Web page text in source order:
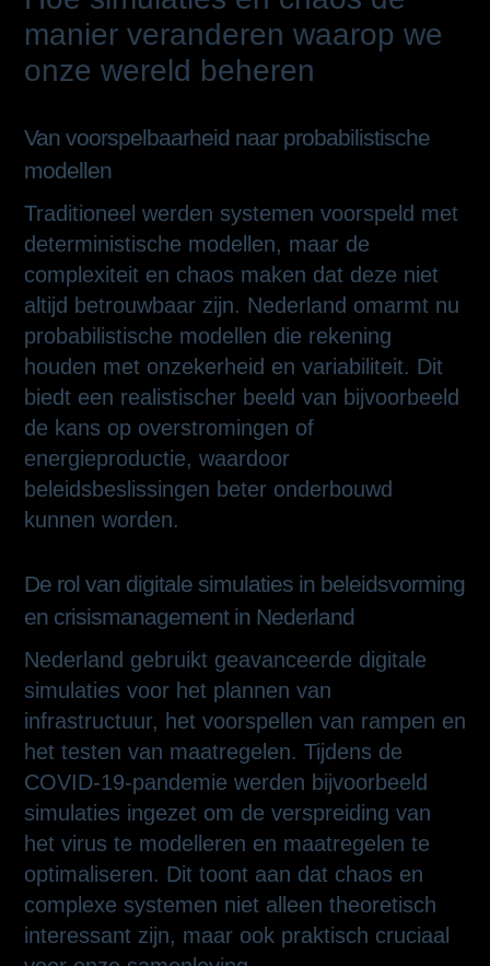
manier veranderen waarop we
onze wereld beheren
Van voorspelbaarheid naar probabilistische
modellen
Traditioneel werden systemen voorspeld met
deterministische modellen, maar de
complexiteit en chaos maken dat deze niet
altijd betrouwbaar zijn. Nederland omarmt nu
probabilistische modellen die rekening
houden met onzekerheid en variabiliteit. Dit
biedt een realistischer beeld van bijvoorbeeld
de kans op overstromingen of
energieproductie, waardoor
beleidsbeslissingen beter onderbouwd
kunnen worden.
De rol van digitale simulaties in beleidsvorming
en crisismanagement in Nederland
Nederland gebruikt geavanceerde digitale
simulaties voor het plannen van
infrastructuur, het voorspellen van rampen en
het testen van maatregelen. Tijdens de
COVID-19-pandemie werden bijvoorbeeld
simulaties ingezet om de verspreiding van
het virus te modelleren en maatregelen te
optimaliseren. Dit toont aan dat chaos en
complexe systemen niet alleen theoretisch
interessant zijn, maar ook praktisch cruciaal